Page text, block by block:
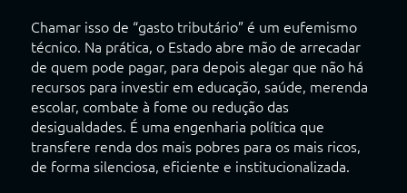
Chamar isso de “gasto tributário” é um eufemismo
técnico. Na prática, o Estado abre mão de arrecadar
de quem pode pagar, para depois alegar que não há
recursos para investir em educação, saúde, merenda
escolar, combate à fome ou redução das
desigualdades. É uma engenharia política que
transfere renda dos mais pobres para os mais ricos,
de forma silenciosa, eficiente e institucionalizada.